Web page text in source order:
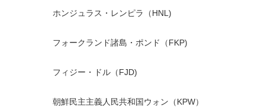
ホンジュラス・レンピラ（HNL)
フォークランド諸島・ポンド（FKP)
フィジー・ドル（FJD)
朝鮮民主主義人民共和国ウォン（KPW）